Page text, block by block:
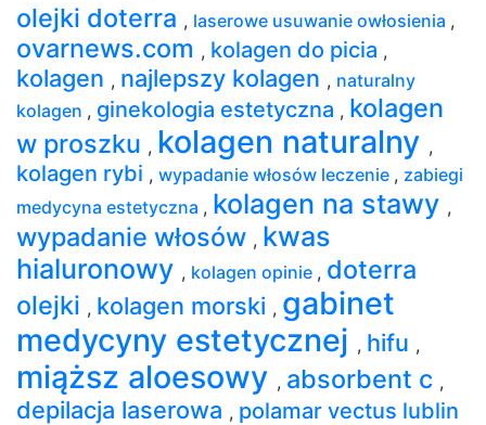
olejki doterra , laserowe usuwanie owłosienia ,
ovarnews.com , kolagen do picia ,
kolagen , najlepszy kolagen , naturalny
kolagen , ginekologia estetyczna , kolagen
w proszku , kolagen naturalny ,
kolagen rybi , wypadanie włosów leczenie , zabiegi
medycyna estetyczna , kolagen na stawy ,
wypadanie włosów , kwas
hialuronowy , kolagen opinie , doterra
olejki , kolagen morski , gabinet
medycyny estetycznej , hifu ,
miąższ aloesowy , absorbent c ,
depilacja laserowa , polamar vectus lublin